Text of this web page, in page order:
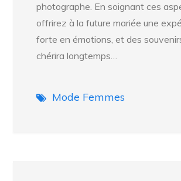
photographe. En soignant ces
offrirez à la future mariée une
forte en émotions, et des
chérira longtemps…
Mode Femmes